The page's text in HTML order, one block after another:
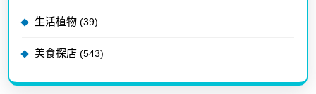
生活植物 (39)
美食探店 (543)